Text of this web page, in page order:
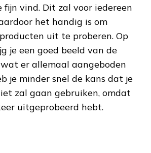
vind. Dit zal voor iedereen
het handig is om
uit te proberen. Op
je een goed beeld van de
er allemaal aangeboden
je minder snel de kans dat je
zal gaan gebruiken, omdat
uitgeprobeerd hebt.